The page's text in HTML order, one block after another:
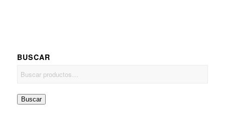
BUSCAR
Buscar